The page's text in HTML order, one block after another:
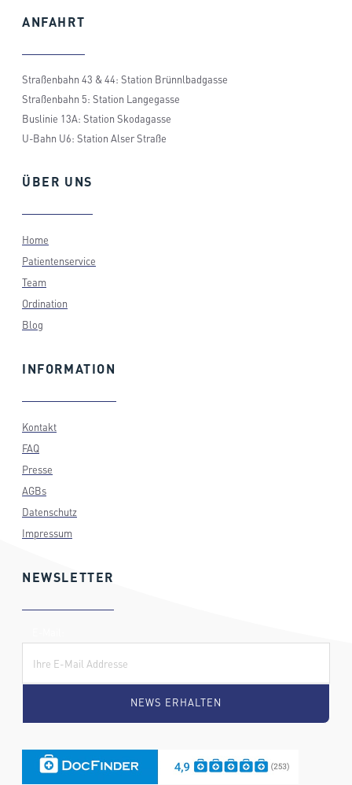
ANFAHRT
Straßenbahn 43 & 44: Station Brünnlbadgasse
Straßenbahn 5: Station Langegasse
Buslinie 13A: Station Skodagasse
U-Bahn U6: Station Alser Straße
ÜBER UNS
Home
Patientenservice
Team
Ordination
Blog
INFORMATION
Kontakt
FAQ
Presse
AGBs
Datenschutz
Impressum
NEWSLETTER